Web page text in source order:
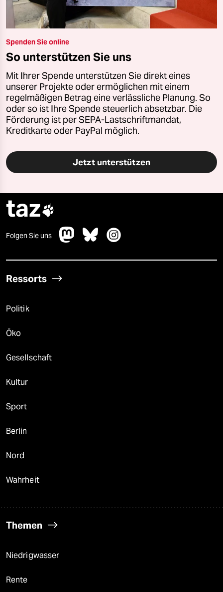
Spenden Sie online
So unterstützen Sie uns
Mit Ihrer Spende unterstützen Sie direkt eines
unserer Projekte oder ermöglichen mit einem
regelmäßigen Betrag eine verlässliche Planung. So
oder so ist Ihre Spende steuerlich absetzbar. Die
Förderung ist per SEPA-Lastschriftmandat,
Kreditkarte oder PayPal möglich.
Jetzt unterstützen
taz
Folgen Sie uns
Ressorts
Politik
Öko
Gesellschaft
Kultur
Sport
Berlin
Nord
Wahrheit
Themen
Niedrigwasser
Rente